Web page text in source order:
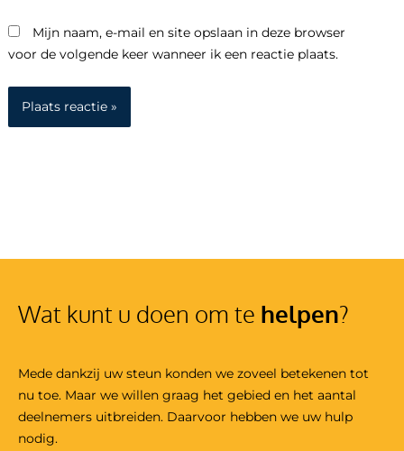
Mijn naam, e-mail en site opslaan in deze browser
voor de volgende keer wanneer ik een reactie plaats.
Wat kunt u doen om te helpen?
Mede dankzij uw steun konden we zoveel betekenen tot
nu toe. Maar we willen graag het gebied en het aantal
deelnemers uitbreiden. Daarvoor hebben we uw hulp
nodig.